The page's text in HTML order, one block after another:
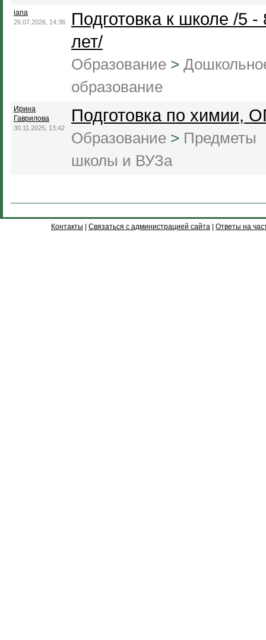
iana
26.07.2026, 14:36
Подготовка к школе /5 -
лет/
Образование >
образование
Ирина
Гаврилова
30.11.2025, 13:42
Подготовка по химии,
Образование > Предметы
школы и ВУЗа
Контакты Связаться с администрацией сайта Ответы на